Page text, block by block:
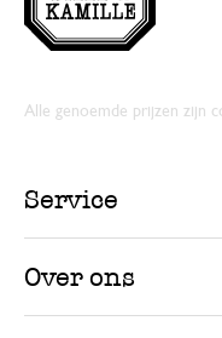
Alle genoemde prijzen zijn
Service
Over ons